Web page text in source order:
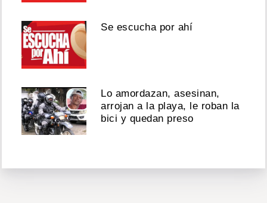
Se escucha por ahí
Lo amordazan, asesinan,
arrojan a la playa, le roban la
bici y quedan preso